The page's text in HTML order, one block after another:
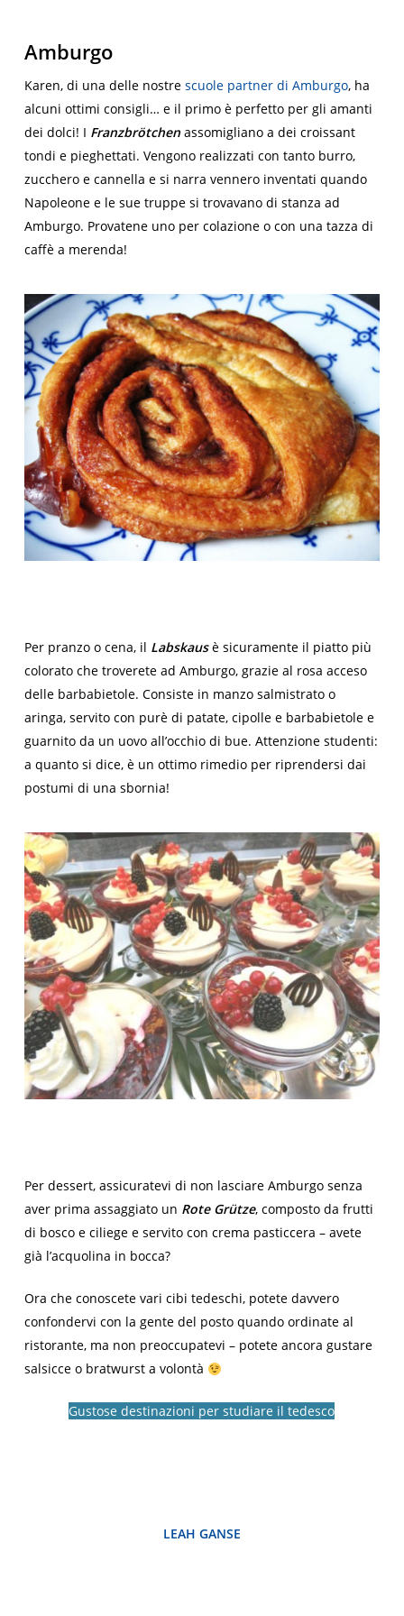
Amburgo
Karen, di una delle nostre scuole partner di Amburgo, ha
alcuni ottimi consigli… e il primo è perfetto per gli amanti
dei dolci! I Franzbrötchenassomigliano a dei croissant
tondi e pieghettati. Vengono realizzati con tanto burro,
zucchero e cannella e si narra vennero inventati quando
Napoleone e le sue truppe si trovavano di stanza ad
Amburgo. Provatene uno per colazione o con una tazza di
caffè a merenda!
Per pranzo o cena, il Labskausè sicuramente il piatto più
colorato che troverete ad Amburgo, grazie al rosa acceso
delle barbabietole. Consiste in manzo salmistrato o
aringa, servito con purè di patate, cipolle e barbabietole e
guarnito da un uovo all’occhio di bue. Attenzione studenti:
a quanto si dice, è un ottimo rimedio per riprendersi dai
postumi di una sbornia!
Per dessert, assicuratevi di non lasciare Amburgo senza
aver prima assaggiato un Rote Grütze, composto da frutti
di bosco e ciliege e servito con crema pasticcera – avete
già l’acquolina in bocca?
Ora che conoscete vari cibi tedeschi, potete davvero
confondervi con la gente del posto quando ordinate al
ristorante, ma non preoccupatevi – potete ancora gustare
salsicce o bratwurst a volontà
Gustose destinazioni per studiare il tedesco
LEAH GANSE